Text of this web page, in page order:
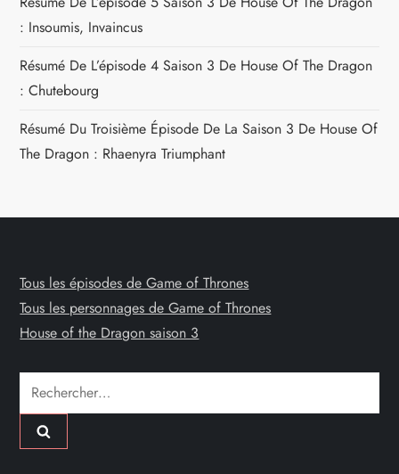
: Insoumis, Invaincus
Résumé De L’épisode 4 Saison 3 De House Of The Dragon
: Chutebourg
Résumé Du Troisième Épisode De La Saison 3 De House Of
The Dragon : Rhaenyra Triumphant
Tous les épisodes de Game of Thrones
Tous les personnages de Game of Thrones
House of the Dragon saison 3
Rechercher :